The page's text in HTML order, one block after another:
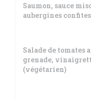
Saumon, sauce
aubergines confites
Salade de tomates
grenade,
(végétarien)